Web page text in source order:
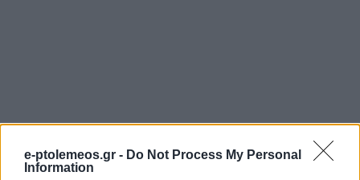
e-ptolemeos.gr - Do Not Process My Personal
Information